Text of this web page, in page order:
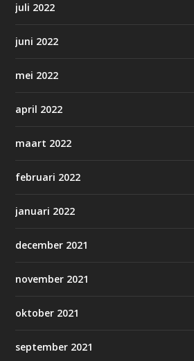
juli 2022
juni 2022
mei 2022
april 2022
maart 2022
februari 2022
januari 2022
december 2021
november 2021
oktober 2021
september 2021